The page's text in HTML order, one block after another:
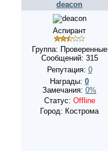
deacon
Аспирант
Группа: Проверенные
Сообщений: 315
Репутация: 0
Награды: 0
Замечания: 0%
Статус: Offline
Город: Кострома